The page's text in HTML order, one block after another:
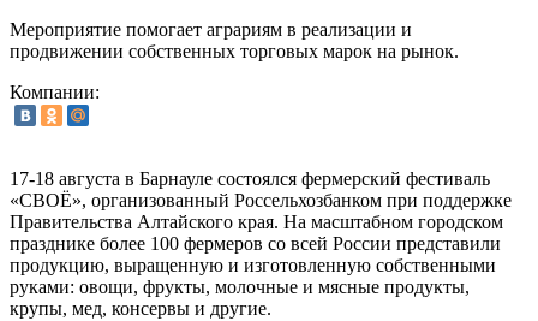
Мероприятие помогает аграриям в реализации и
продвижении собственных торговых марок на рынок.
Компании:
17-18 августа в Барнауле состоялся фермерский фестиваль
«СВОЁ», организованный Россельхозбанком при поддержке
Правительства Алтайского края. На масштабном городском
празднике более 100 фермеров со всей России представили
продукцию, выращенную и изготовленную собственными
руками: овощи, фрукты, молочные и мясные продукты,
крупы, мед, консервы и другие.